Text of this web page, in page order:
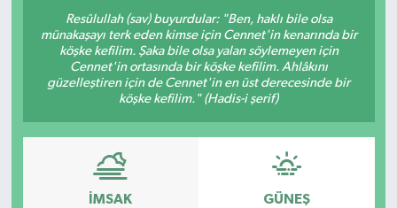
Resûlullah (sav) buyurdular: "Ben, haklı bile olsa
münakaşayı terk eden kimse için Cennet'in kenarında bir
köşke kefilim. Şaka bile olsa yalan söylemeyen için
Cennet'in ortasında bir köşke kefilim. Ahlâkını
güzelleştiren için de Cennet'in en üst derecesinde bir
köşke kefilim." (Hadis-i şerif)
İMSAK GÜNEŞ
Teknoloji
Yaşam